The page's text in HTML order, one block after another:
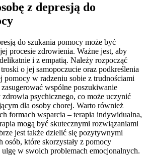
z depresją do
do szukania pomocy może być
procesie zdrowienia. Ważne jest, aby
i z empatią. Należy rozpocząć
o jej samopoczucie oraz podkreślenia
pomocy w radzeniu sobie z trudnościami
wspólne poszukiwanie
zdrowia psychicznego, co może uczynić
dla osoby chorej. Warto również
formach wsparcia – terapia indywidualna,
mogą być skutecznymi rozwiązaniami
jest także dzielić się pozytywnymi
osób, które skorzystały z pomocy
ulgę w swoich problemach emocjonalnych.